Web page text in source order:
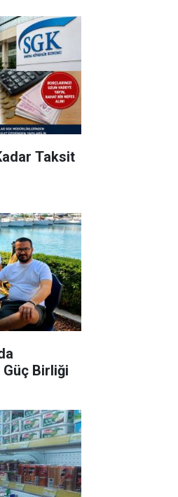
Taksit
Birliği